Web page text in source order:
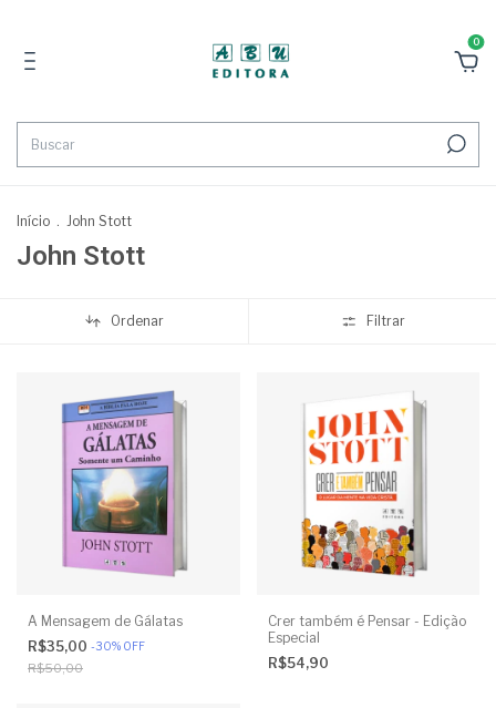
0
Início . John Stott
John Stott
Ordenar Filtrar
A Mensagem de Gálatas
R$35,00 -30% OFF
R$50,00
Crer também é Pensar - Edição
Especial
R$54,90